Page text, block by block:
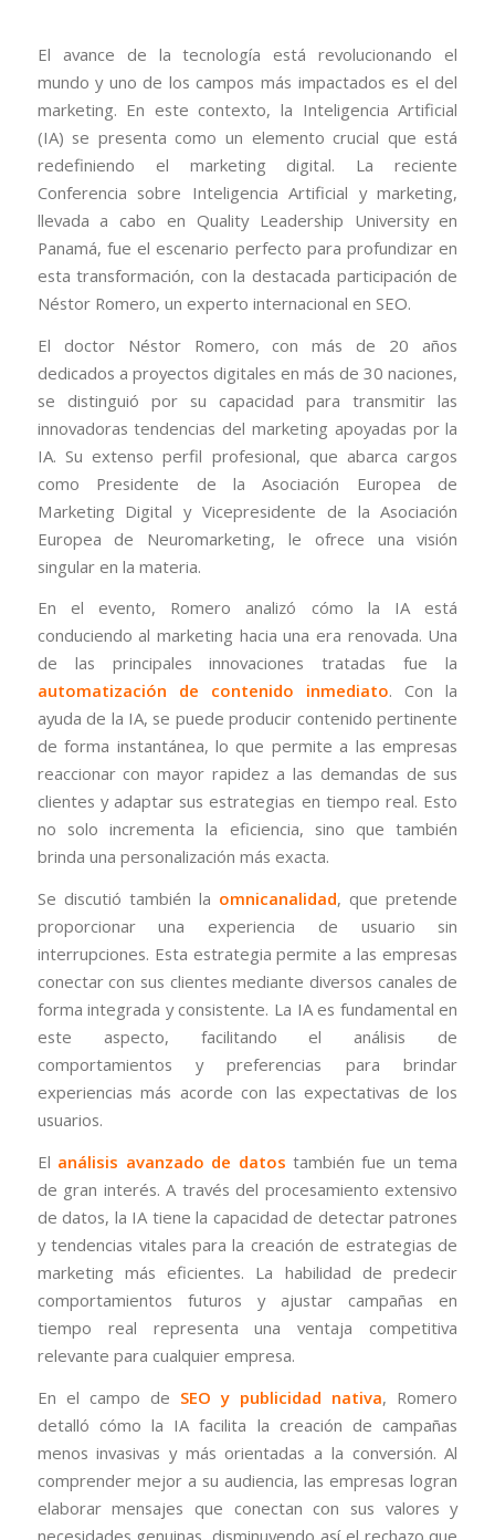
El avance de la tecnología está revolucionando el
mundo y uno de los campos más impactados es el del
marketing. En este contexto, la Inteligencia Artificial
(IA) se presenta como un elemento crucial que está
redefiniendo el marketing digital. La reciente
Conferencia sobre Inteligencia Artificial y marketing,
llevada a cabo en Quality Leadership University en
Panamá, fue el escenario perfecto para profundizar en
esta transformación, con la destacada participación de
Néstor Romero, un experto internacional en SEO.
El doctor Néstor Romero, con más de 20 años
dedicados a proyectos digitales en más de 30 naciones,
se distinguió por su capacidad para transmitir las
innovadoras tendencias del marketing apoyadas por la
IA. Su extenso perfil profesional, que abarca cargos
como Presidente de la Asociación Europea de
Marketing Digital y Vicepresidente de la Asociación
Europea de Neuromarketing, le ofrece una visión
singular en la materia.
En el evento, Romero analizó cómo la IA está
conduciendo al marketing hacia una era renovada. Una
de las principales innovaciones tratadas fue la
automatización de contenido inmediato. Con la
ayuda de la IA, se puede producir contenido pertinente
de forma instantánea, lo que permite a las empresas
reaccionar con mayor rapidez a las demandas de sus
clientes y adaptar sus estrategias en tiempo real. Esto
no solo incrementa la eficiencia, sino que también
brinda una personalización más exacta.
Se discutió también la omnicanalidad, que pretende
proporcionar una experiencia de usuario sin
interrupciones. Esta estrategia permite a las empresas
conectar con sus clientes mediante diversos canales de
forma integrada y consistente. La IA es fundamental en
este aspecto, facilitando el análisis de
comportamientos y preferencias para brindar
experiencias más acorde con las expectativas de los
usuarios.
El análisis avanzado de datos también fue un tema
de gran interés. A través del procesamiento extensivo
de datos, la IA tiene la capacidad de detectar patrones
y tendencias vitales para la creación de estrategias de
marketing más eficientes. La habilidad de predecir
comportamientos futuros y ajustar campañas en
tiempo real representa una ventaja competitiva
relevante para cualquier empresa.
En el campo de SEO y publicidad nativa, Romero
detalló cómo la IA facilita la creación de campañas
menos invasivas y más orientadas a la conversión. Al
comprender mejor a su audiencia, las empresas logran
elaborar mensajes que conectan con sus valores y
necesidades genuinas, disminuyendo así el rechazo que